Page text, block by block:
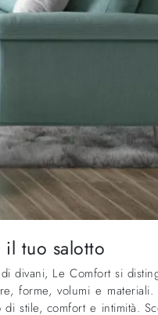
tuo salotto
divani, Le Comfort si
forme, volumi e materiali.
stile, comfort e intimità.